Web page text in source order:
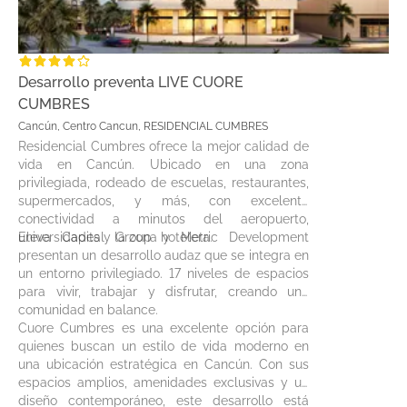
Desarrollo preventa LIVE CUORE
CUMBRES
Cancún, Centro Cancun, RESIDENCIAL CUMBRES
Residencial Cumbres ofrece la mejor calidad de
vida en Cancún. Ubicado en una zona
privilegiada, rodeado de escuelas, restaurantes,
supermercados, y más, con excelente
conectividad a minutos del aeropuerto,
universidades y la zona hotelera.
Eleva Capital Group y Metric Development
presentan un desarrollo audaz que se integra en
un entorno privilegiado. 17 niveles de espacios
para vivir, trabajar y disfrutar, creando una
comunidad en balance.
Cuore Cumbres es una excelente opción para
quienes buscan un estilo de vida moderno en
una ubicación estratégica en Cancún. Con sus
espacios amplios, amenidades exclusivas y un
diseño contemporáneo, este desarrollo está